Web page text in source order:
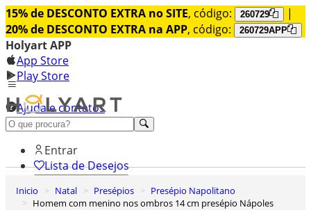
15% de DESCONTO EXTRA no SITE, código: 260729
|
20% de DESCONTO EXTRA na APP, código: 260729APP
Holyart APP
App Store
Play Store
Ajuda e contatos
Conheça premium
Entrar
Lista de Desejos
Carrinho de Compras
Inicio Natal Presépios
Presépio Napolitano
Homem com menino nos ombros 14 cm presépio Nápoles